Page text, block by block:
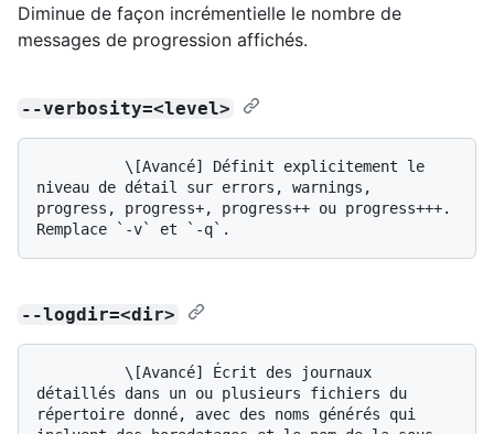
Diminue de façon incrémentielle le nombre de
messages de progression affichés.
--verbosity=<level>
niveau de détail sur errors, warnings,
progress, progress+, progress++ ou progress+++.
--logdir=<dir>
détaillés dans un ou plusieurs fichiers du
répertoire donné, avec des noms générés qui